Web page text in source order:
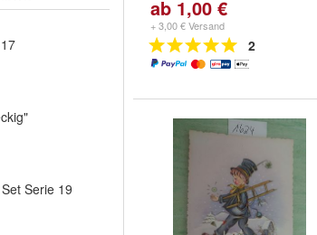
Serie 19
Motiv: 3313- 6er Set
einen Apfel für den Bub
böses Teufelchenund
...
ab 1,00 €
+ 3,00 € Versand
2